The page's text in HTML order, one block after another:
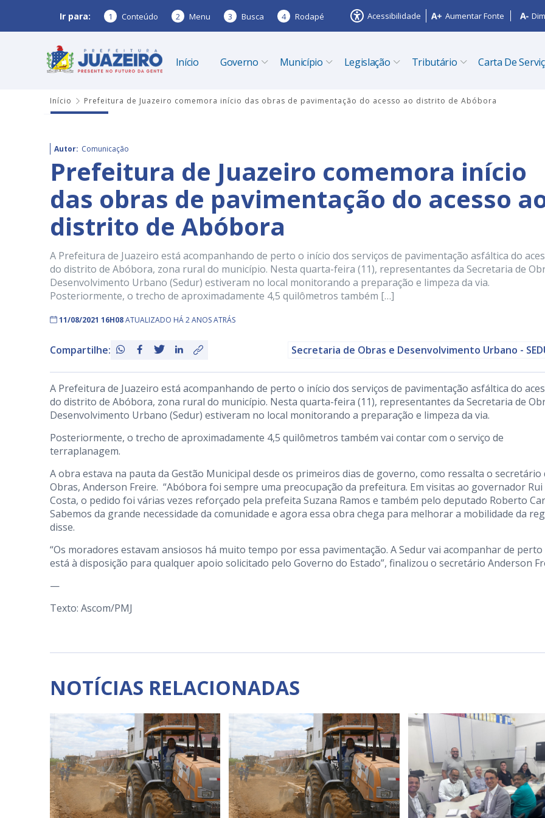
Ir para: 1 Conteúdo 2 Menu 3 Busca 4 Rodapé Acessibilidade Aumentar Fonte
Início Governo Município Legislação Tributário Carta De
Início Prefeitura de Juazeiro comemora início das obras de pavimentação do acesso ao distrito de Abóbora
Autor: Comunicação
Prefeitura de Juazeiro comemora início
das obras de pavimentação do acesso
distrito de Abóbora
A Prefeitura de Juazeiro está acompanhando de perto o início dos serviços de pavimentação asfáltica do
do distrito de Abóbora, zona rural do município. Nesta quarta-feira (11), representantes da Secretaria de
Desenvolvimento Urbano (Sedur) estiveram no local monitorando a preparação e limpeza da via.
Posteriormente, o trecho de aproximadamente 4,5 quilômetros também […]
11/08/2021 16H08ATUALIZADO HÁ 2 ANOS ATRÁS
Compartilhe: Secretaria de Obras e Desenvolvimento Urbano -
A Prefeitura de Juazeiro está acompanhando de perto o início dos serviços de pavimentação asfáltica do
do distrito de Abóbora, zona rural do município. Nesta quarta-feira (11), representantes da Secretaria de
Desenvolvimento Urbano (Sedur) estiveram no local monitorando a preparação e limpeza da via.
Posteriormente, o trecho de aproximadamente 4,5 quilômetros também vai contar com o serviço de
terraplanagem.
A obra estava na pauta da Gestão Municipal desde os primeiros dias de governo, como ressalta o secretário
Obras, Anderson Freire. “Abóbora foi sempre uma preocupação da prefeitura. Em visitas ao governador Rui
Costa, o pedido foi várias vezes reforçado pela prefeita Suzana Ramos e também pelo deputado Roberto
Sabemos da grande necessidade da comunidade e agora essa obra chega para melhorar a mobilidade da
disse.
“Os moradores estavam ansiosos há muito tempo por essa pavimentação. A Sedur vai acompanhar de perto
está à disposição para qualquer apoio solicitado pelo Governo do Estado”, finalizou o secretário Anderson
—
Texto: Ascom/PMJ
NOTÍCIAS RELACIONADAS